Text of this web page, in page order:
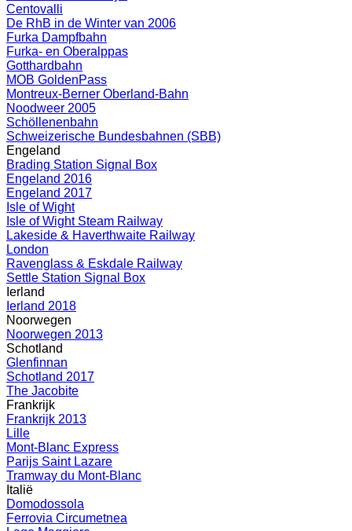
Centovalli
De RhB in de Winter van 2006
Furka Dampfbahn
Furka- en Oberalppas
Gotthardbahn
MOB GoldenPass
Montreux-Berner Oberland-Bahn
Noodweer 2005
Schöllenenbahn
Schweizerische Bundesbahnen (SBB)
Engeland
Brading Station Signal Box
Engeland 2016
Engeland 2017
Isle of Wight
Isle of Wight Steam Railway
Lakeside & Haverthwaite Railway
London
Ravenglass & Eskdale Railway
Settle Station Signal Box
Ierland
Ierland 2018
Noorwegen
Noorwegen 2013
Schotland
Glenfinnan
Schotland 2017
The Jacobite
Frankrijk
Frankrijk 2013
Lille
Mont-Blanc Express
Parijs Saint Lazare
Tramway du Mont-Blanc
Italië
Domodossola
Ferrovia Circumetnea